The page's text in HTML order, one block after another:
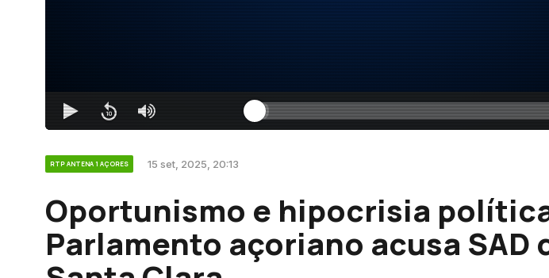
RTP ANTENA 1 AÇORES 15 set, 2025, 20:13
Oportunismo e hipocrisia
Parlamento açoriano acusa SAD